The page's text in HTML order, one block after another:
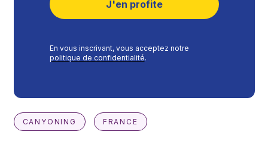
J'en profite
En vous inscrivant, vous acceptez notre
politique de confidentialité.
CANYONING FRANCE